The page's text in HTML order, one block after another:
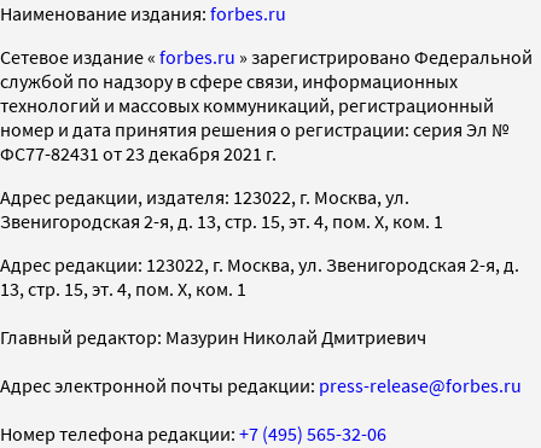
Наименование издания: forbes.ru
Cетевое издание « forbes.ru » зарегистрировано Федеральной
службой по надзору в сфере связи, информационных
технологий и массовых коммуникаций, регистрационный
номер и дата принятия решения о регистрации: серия Эл №
ФС77-82431 от 23 декабря 2021 г.
Адрес редакции, издателя: 123022, г. Москва, ул.
Звенигородская 2-я, д. 13, стр. 15, эт. 4, пом. X, ком. 1
Адрес редакции: 123022, г. Москва, ул. Звенигородская 2-я, д.
13, стр. 15, эт. 4, пом. X, ком. 1
Главный редактор: Мазурин Николай Дмитриевич
Адрес электронной почты редакции: press-release@forbes.ru
Номер телефона редакции: +7 (495) 565-32-06